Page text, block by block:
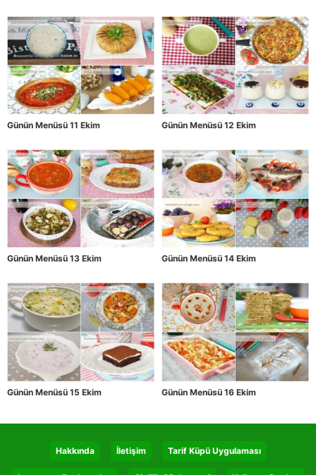
Günün Menüsü 11 Ekim Günün Menüsü 12 Ekim
Günün Menüsü 13 Ekim Günün Menüsü 14 Ekim
Günün Menüsü 15 Ekim Günün Menüsü 16 Ekim
Hakkında İletişim Tarif Küpü Uygulaması